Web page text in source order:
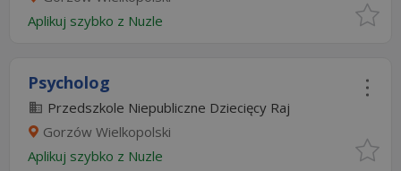
Aplikuj szybko z Nuzle
Psycholog
Przedszkole Niepubliczne Dziecięcy Raj
Gorzów Wielkopolski
Aplikuj szybko z Nuzle